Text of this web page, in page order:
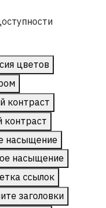
цветов
контраст
контраст
насыщение
насыщение
ссылок
заголовки